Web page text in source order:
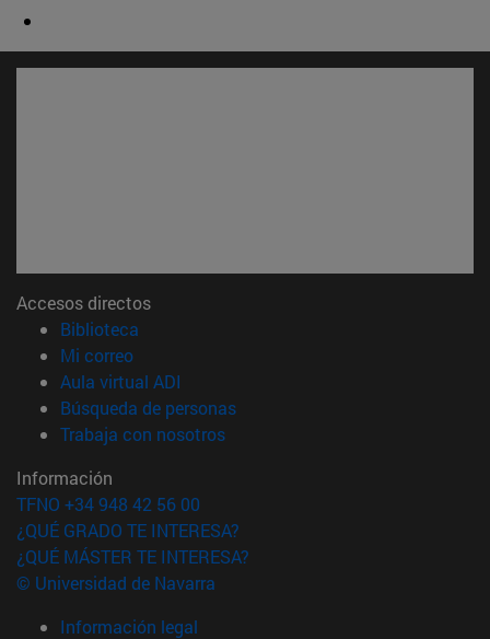
Accesos directos
Biblioteca
Mi correo(abre en nueva ventana)
Aula virtual ADI
Búsqueda de personas(abre en nueva ventana)
Trabaja con nosotros(abre en nueva ventana)
Información
TFNO +34 948 42 56 00
¿QUÉ GRADO TE INTERESA?
¿QUÉ MÁSTER TE INTERESA?
© Universidad de Navarra
Información legal